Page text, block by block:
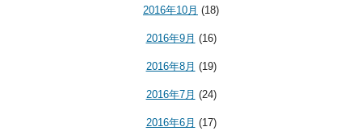
2016年10月 (18)
2016年9月 (16)
2016年8月 (19)
2016年7月 (24)
2016年6月 (17)